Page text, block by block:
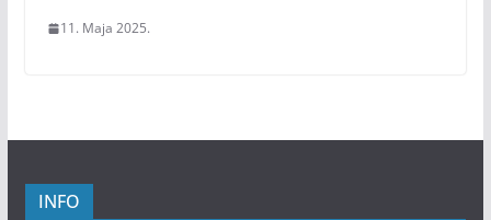
11. Maja 2025.
INFO